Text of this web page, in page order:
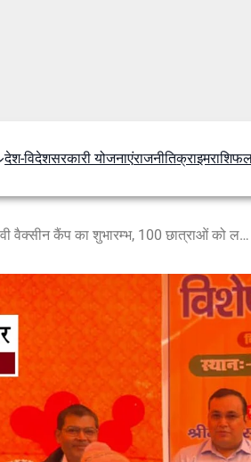
देश-विदेशसरकारी योजनाएंराजनीतिक्राइम
कासगंज में एचपीवी वैक्सीन कैंप का शुभारम्भ, 100 छात्राओं को लगी प्रथम डोज